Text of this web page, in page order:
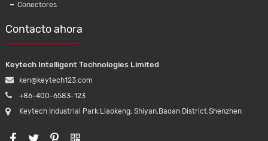
Conectores
Contacto ahora
Keytech Intelligent Technologies Limited
ken@keytech123.com
+86-400-6583-123
Keytech Industrial Park,Liaokeng, Shiyan,Baoan District,Shenzhen